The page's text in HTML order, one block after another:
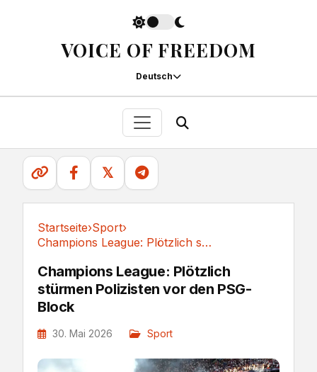
VOICE OF FREEDOM
Deutsch
𝕏
Startseite›Sport›
Champions League: Plötzlich stürmen Polizisten...
Champions League: Plötzlich
stürmen Polizisten vor den PSG-
Block
30. Mai 2026 Sport